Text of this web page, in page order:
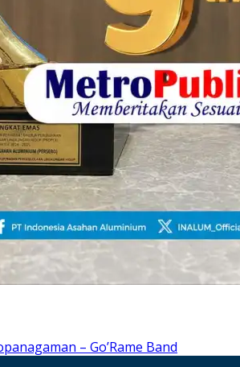
– Go’Rame Band